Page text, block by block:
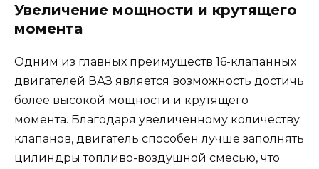
Увеличение мощности и крутящего
момента
Одним из главных преимуществ 16-клапанных
двигателей ВАЗ является возможность достичь
более высокой мощности и крутящего
момента. Благодаря увеличенному количеству
клапанов, двигатель способен лучше заполнять
цилиндры топливо-воздушной смесью, что